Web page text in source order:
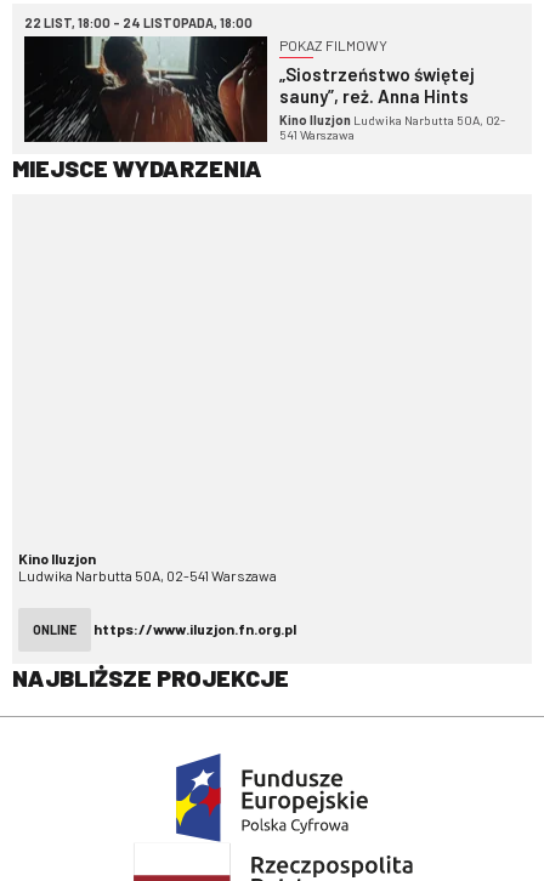
22 LIST, 18:00 - 24 LISTOPADA, 18:00
POKAZ FILMOWY
„Siostrzeństwo świętej
sauny”, reż. Anna Hints
Kino Iluzjon Ludwika Narbutta 50A, 02-
541 Warszawa
MIEJSCE WYDARZENIA
Kino Iluzjon
Ludwika Narbutta 50A, 02-541 Warszawa
ONLINE https://www.iluzjon.fn.org.pl
NAJBLIŻSZE PROJEKCJE